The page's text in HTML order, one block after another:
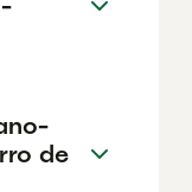
de